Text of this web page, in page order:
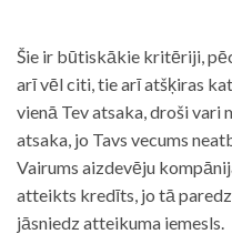
Šie ir būtiskākie kritēriji,
arī vēl citi, tie arī atšķiras
vienā Tev atsaka, droši
atsaka, jo Tavs vecums
Vairums aizdevēju
atteikts kredīts, jo tā
jāsniedz atteikuma iemesls.